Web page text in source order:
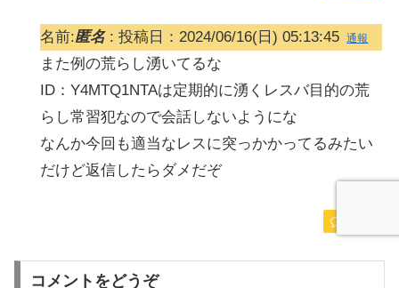
名前:匿名: 投稿日：2024/06/16(日) 05:13:45 通報
また例の荒らし湧いてるな
ID：Y4MTQ1NTAは定期的に湧くレスバ目的の荒
らし常習犯なので会話しないようにな
なんか今回も適当なレスに突っかかってるみたい
だけど返信したらダメだぞ
コメントをどうぞ